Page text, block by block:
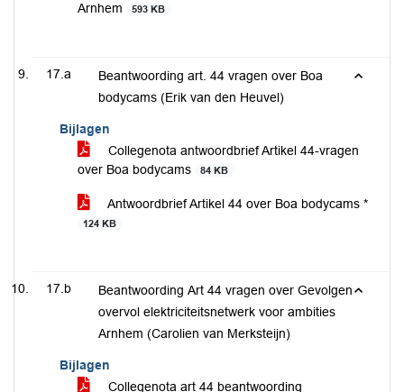
Arnhem
593 KB
17.a
Beantwoording art. 44 vragen over Boa
bodycams (Erik van den Heuvel)
Bijlagen
Collegenota antwoordbrief Artikel 44-vragen
over Boa bodycams
84 KB
Antwoordbrief Artikel 44 over Boa bodycams *
124 KB
17.b
Beantwoording Art 44 vragen over Gevolgen
overvol elektriciteitsnetwerk voor ambities
Arnhem (Carolien van Merksteijn)
Bijlagen
Collegenota art 44 beantwoording